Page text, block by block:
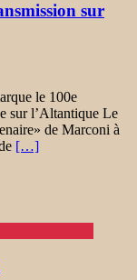
sur
le 100e
sur l’Altantique Le
de Marconi à
[…]